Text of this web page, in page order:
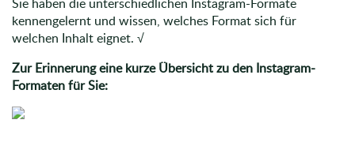
kennengelernt und wissen, welches Format sich für
welchen Inhalt eignet. √
Zur Erinnerung eine kurze Übersicht zu den Instagram-
Formaten für Sie: